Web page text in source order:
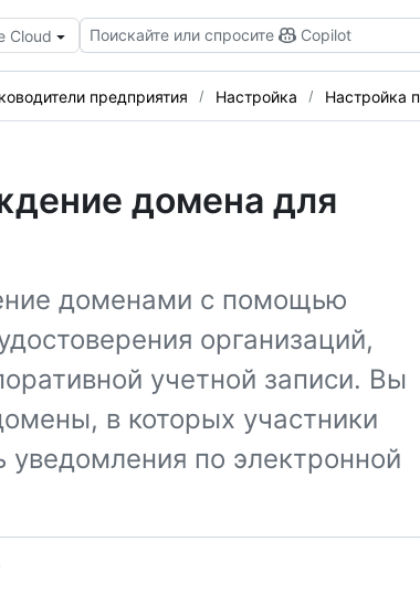
Cloud Поискайте или спросите Copilot
предприятия Настройка Настройка
домена для
доменами с помощью
организаций,
учетной записи. Вы
в которых участники
уведомления по электронной